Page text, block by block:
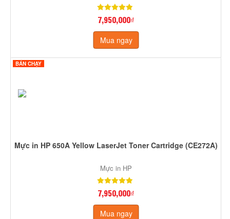
7,950,000₫
Mua ngay
BÁN CHẠY
Mực in HP 650A Yellow LaserJet Toner Cartridge (CE272A)
Mực in HP
7,950,000₫
Mua ngay